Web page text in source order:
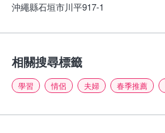
沖繩縣石垣市川平917-1
相關搜尋標籤
學習 情侶 夫婦 春季推薦